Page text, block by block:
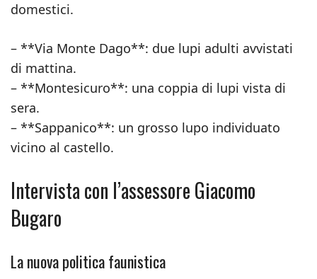
domestici.
– **Via Monte Dago**: due lupi adulti avvistati
di mattina.
– **Montesicuro**: una coppia di lupi vista di
sera.
– **Sappanico**: un grosso lupo individuato
vicino al castello.
Intervista con l’assessore Giacomo
Bugaro
La nuova politica faunistica